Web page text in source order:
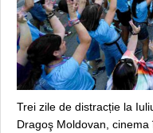
Trei zile de distracție la
Dragoş Moldovan,